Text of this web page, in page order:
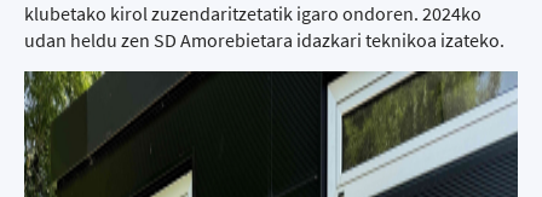
klubetako kirol zuzendaritzetatik igaro ondoren. 2024ko
udan heldu zen SD Amorebietara idazkari teknikoa izateko.